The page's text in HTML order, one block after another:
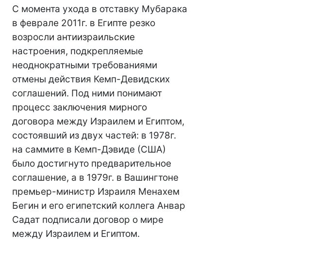
С момента ухода в отставку Мубарака
в феврале 2011г. в Египте резко
возросли антиизраильские
настроения, подкрепляемые
неоднократными требованиями
отмены действия Кемп-Девидских
соглашений. Под ними понимают
процесс заключения мирного
договора между Израилем и Египтом,
состоявший из двух частей: в 1978г.
на саммите в Кемп-Дэвиде (США)
было достигнуто предварительное
соглашение, а в 1979г. в Вашингтоне
премьер-министр Израиля Менахем
Бегин и его египетский коллега Анвар
Садат подписали договор о мире
между Израилем и Египтом.